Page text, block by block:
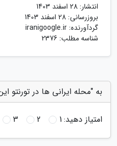
انتشار: 28 اسفند 1403
بروزرسانی: 28 اسفند 1403
گردآورنده: iranigoogle.ir
شناسه مطلب: 2376
به "محله ایرانی ها در تورنتو این 8 تان" امتیاز
امتیاز دهید:1
2
3